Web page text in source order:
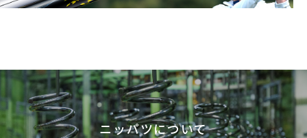
ニッパツについて